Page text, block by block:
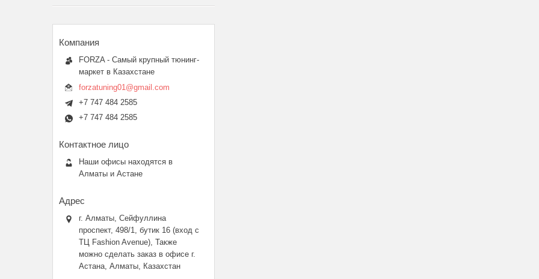
FORZA - Самый крупный тюнинг-
маркет в Казахстане
forzatuning01@gmail.com
+7 747 484 2585
+7 747 484 2585
Наши офисы находятся в
Алматы и Астане
г. Алматы, Сейфуллина
проспект, 498/1, бутик 16 (вход с
ТЦ Fashion Avenue), Также
можно сделать заказ в офисе г.
Астана, Алматы, Казахстан